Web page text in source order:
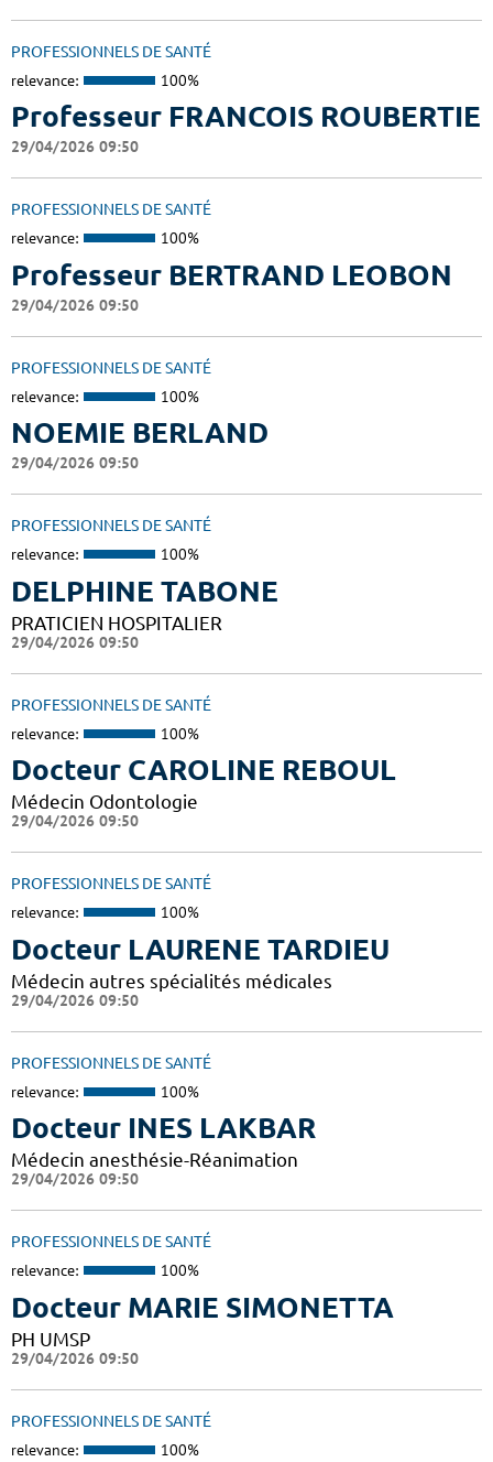
PROFESSIONNELS DE SANTÉ
relevance: 100%
Professeur FRANCOIS ROUBERTIE
29/04/2026 09:50
PROFESSIONNELS DE SANTÉ
relevance: 100%
Professeur BERTRAND LEOBON
29/04/2026 09:50
PROFESSIONNELS DE SANTÉ
relevance: 100%
NOEMIE BERLAND
29/04/2026 09:50
PROFESSIONNELS DE SANTÉ
relevance: 100%
DELPHINE TABONE
PRATICIEN HOSPITALIER
29/04/2026 09:50
PROFESSIONNELS DE SANTÉ
relevance: 100%
Docteur CAROLINE REBOUL
Médecin Odontologie
29/04/2026 09:50
PROFESSIONNELS DE SANTÉ
relevance: 100%
Docteur LAURENE TARDIEU
Médecin autres spécialités médicales
29/04/2026 09:50
PROFESSIONNELS DE SANTÉ
relevance: 100%
Docteur INES LAKBAR
Médecin anesthésie-Réanimation
29/04/2026 09:50
PROFESSIONNELS DE SANTÉ
relevance: 100%
Docteur MARIE SIMONETTA
PH UMSP
29/04/2026 09:50
PROFESSIONNELS DE SANTÉ
relevance: 100%